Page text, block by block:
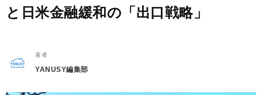
と日米金融緩和の「出口戦略」
著者
YANUSY編集部